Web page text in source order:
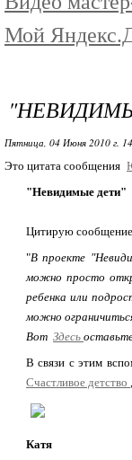
Мой
Пятница, 04 Июня 2010 г.
Это цитата сообщения
"Невидимые дети"
Цитирую сообщение
"В проекте
можно просто
ребенка или
можно
Вот Здесь
В связи с этим
Счастливое детство ,
Катя